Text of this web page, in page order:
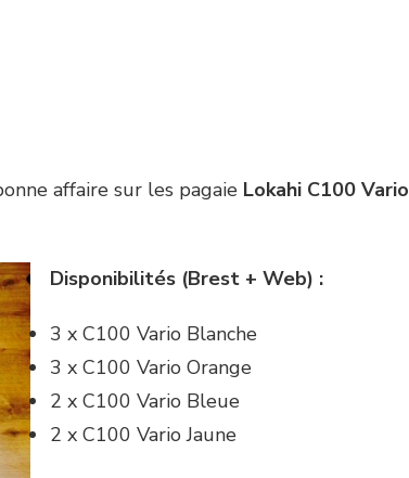
affaire sur les pagaie Lokahi C100 Vario
Disponibilités (Brest + Web) :
3 x C100 Vario Blanche
3 x C100 Vario Orange
2 x C100 Vario Bleue
2 x C100 Vario Jaune